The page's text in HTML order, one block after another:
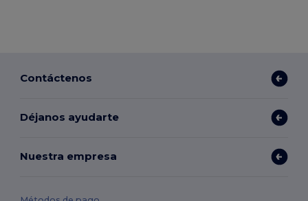
Contáctenos
Déjanos ayudarte
Nuestra empresa